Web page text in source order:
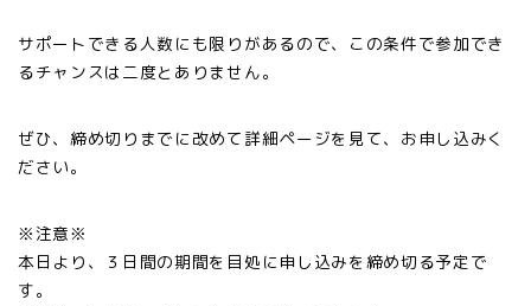
サポートできる人数にも限りがあるので、この条件で参加でき
るチャンスは二度とありません。
ぜひ、締め切りまでに改めて詳細ページを見て、お申し込みく
ださい。
※注意※
本日より、３日間の期間を目処に申し込みを締め切る予定で
す。